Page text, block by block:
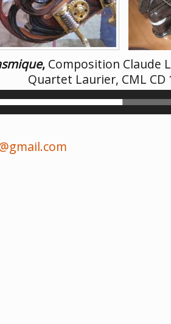
, Composition Claude
Quartet Laurier, CML CD